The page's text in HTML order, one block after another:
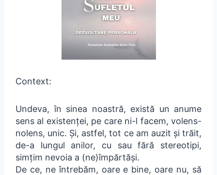
Context:
Undeva, în sinea noastră, există un anume
sens al existenței, pe care ni-l facem, volens-
nolens, unic. Și, astfel, tot ce am auzit și trăit,
de-a lungul anilor, cu sau fără stereotipi,
simțim nevoia a (ne)împărtăși.
De ce, ne întrebăm, oare e bine, oare nu, să